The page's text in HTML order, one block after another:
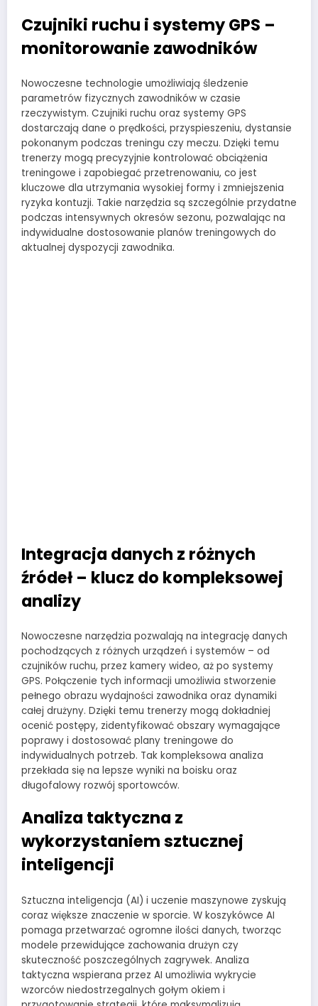
Czujniki ruchu i systemy GPS –
monitorowanie zawodników
Nowoczesne technologie umożliwiają śledzenie
parametrów fizycznych zawodników w czasie
rzeczywistym. Czujniki ruchu oraz systemy GPS
dostarczają dane o prędkości, przyspieszeniu, dystansie
pokonanym podczas treningu czy meczu. Dzięki temu
trenerzy mogą precyzyjnie kontrolować obciążenia
treningowe i zapobiegać przetrenowaniu, co jest
kluczowe dla utrzymania wysokiej formy i zmniejszenia
ryzyka kontuzji. Takie narzędzia są szczególnie przydatne
podczas intensywnych okresów sezonu, pozwalając na
indywidualne dostosowanie planów treningowych do
aktualnej dyspozycji zawodnika.
Integracja danych z różnych
źródeł – klucz do kompleksowej
analizy
Nowoczesne narzędzia pozwalają na integrację danych
pochodzących z różnych urządzeń i systemów – od
czujników ruchu, przez kamery wideo, aż po systemy
GPS. Połączenie tych informacji umożliwia stworzenie
pełnego obrazu wydajności zawodnika oraz dynamiki
całej drużyny. Dzięki temu trenerzy mogą dokładniej
ocenić postępy, zidentyfikować obszary wymagające
poprawy i dostosować plany treningowe do
indywidualnych potrzeb. Tak kompleksowa analiza
przekłada się na lepsze wyniki na boisku oraz
długofalowy rozwój sportowców.
Analiza taktyczna z
wykorzystaniem sztucznej
inteligencji
Sztuczna inteligencja (AI) i uczenie maszynowe zyskują
coraz większe znaczenie w sporcie. W koszykówce AI
pomaga przetwarzać ogromne ilości danych, tworząc
modele przewidujące zachowania drużyn czy
skuteczność poszczególnych zagrywek. Analiza
taktyczna wspierana przez AI umożliwia wykrycie
wzorców niedostrzegalnych gołym okiem i